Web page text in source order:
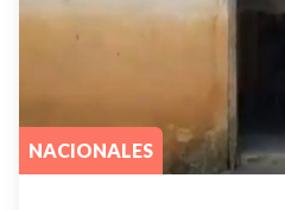
NACIONALES